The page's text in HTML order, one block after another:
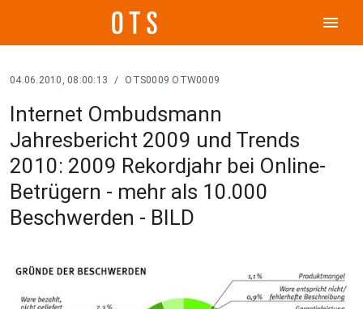
menu
04.06.2010, 08:00:13 / OTS0009 OTW0009
Internet Ombudsmann
Jahresbericht 2009 und Trends
2010: 2009 Rekordjahr bei Online-
Betrügern - mehr als 10.000
Beschwerden - BILD